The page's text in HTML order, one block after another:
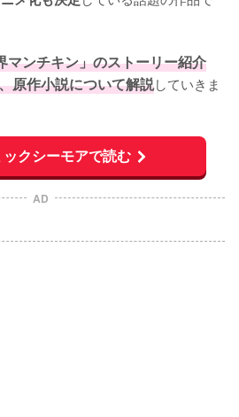
マンチキン」のストーリー紹介
原作小説について解説していきま
クシーモアで読む
AD